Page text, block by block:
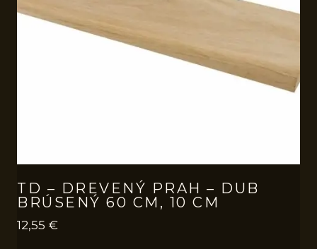
TD – DREVENÝ PRAH – DUB
BRÚSENÝ 60 CM, 10 CM
12,55 €